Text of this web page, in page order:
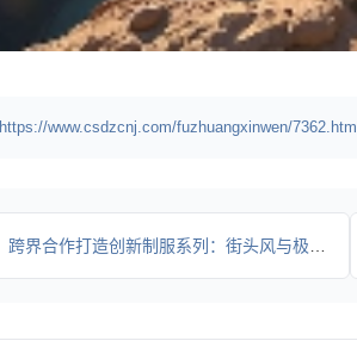
https://www.csdzcnj.com/fuzhuangxinwen/7362.html
跨界合作打造创新制服系列：街头风与极简设计的融合